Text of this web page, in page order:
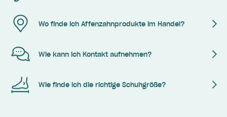
Wo finde ich Affenzahnprodukte im Handel?
Wie kann ich Kontakt aufnehmen?
Wie finde ich die richtige Schuhgröße?